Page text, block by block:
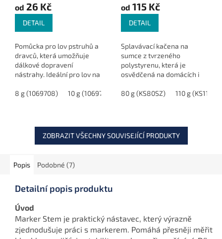
od 26 Kč
DETAIL
Pomůcka pro lov pstruhů a
dravců, která umožňuje
dálkové dopravení
nástrahy. Ideální pro lov na
dispozici v různých
8 g (1069708) 10 g (1069710) 15 g (1069715) 20 g (1069720)
od 115 Kč
DETAIL
Splavávací kačena na
sumce z tvrzeného
polystyrenu, která je
osvědčená na domácích i
Skvělá volba pro lov sumců
80 g (KS80SZ) 110 g
ZOBRAZIT VŠECHNY SOUVISEJÍCÍ PRODUKTY
Popis Podobné (7)
Detailní popis produktu
Úvod
Marker Stem je praktický nástavec, který výrazně
zjednodušuje práci s markerem. Pomáhá přesněji měřit